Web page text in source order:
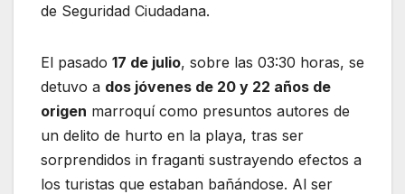
de Seguridad Ciudadana.
El pasado 17 de julio, sobre las 03:30 horas, se
detuvo a dos jóvenes de 20 y 22 años de
origen marroquí como presuntos autores de
un delito de hurto en la playa, tras ser
sorprendidos in fraganti sustrayendo efectos a
los turistas que estaban bañándose. Al ser